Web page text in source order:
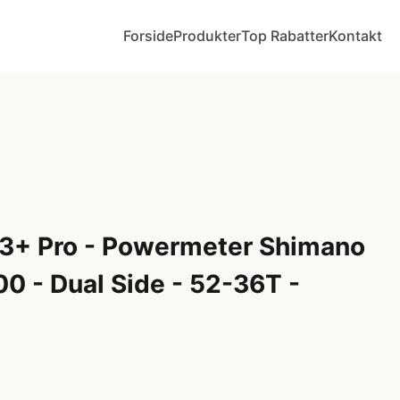
ForsideProdukterTop RabatterKontakt
Pro - Powermeter Shimano
- Dual Side - 52-36T -